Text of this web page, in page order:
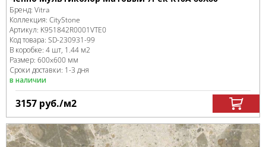
Бренд: Vitra
Коллекция: CityStone
Артикул: K951842R0001VTE0
Код товара: SD-230931-99
В коробке: 4 шт, 1.44 м2
Размер: 600x600 мм
Сроки доставки: 1-3 дня
в наличии
3157 руб./м2